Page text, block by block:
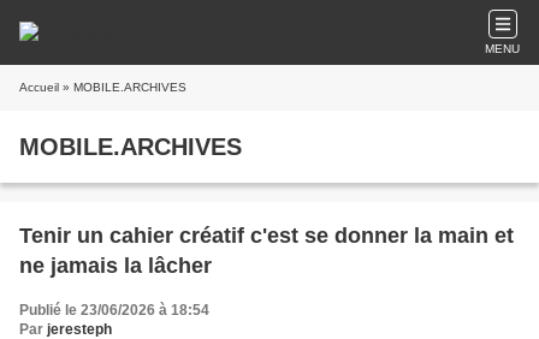
MENU
Accueil » MOBILE.ARCHIVES
MOBILE.ARCHIVES
Tenir un cahier créatif c'est se donner la main et
ne jamais la lâcher
Publié le 23/06/2026 à 18:54
Par jeresteph